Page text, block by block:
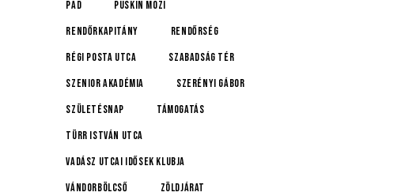
pad
Puskin mozi
rendőrkapitány
rendőrség
Régi posta utca
Szabadság tér
Szenior Akadémia
Szerényi Gábor
születésnap
támogatás
Türr István utca
Vadász Utcai Idősek Klubja
Vándorbölcső
Zöldjárat